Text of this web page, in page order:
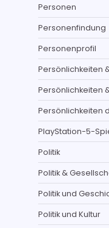
Personen
Personenfindung
Personenprofil
Persönlichkeiten
Persönlichkeiten
Persönlichkeiten
PlayStation-5-
Politik
Politik &
Politik und
Politik und Kultur